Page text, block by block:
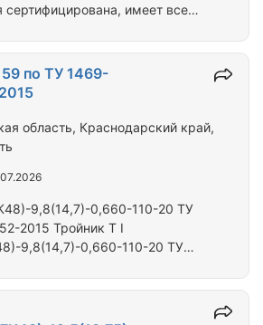
продаж ООО
9,8(14,7)-0,660-110-20 ТУ
2015 Тройник Т I
9,8(14,7)-0,660-110-20 ТУ
- РФ, вся
по ТУ 1469-
область, Краснодарский край,